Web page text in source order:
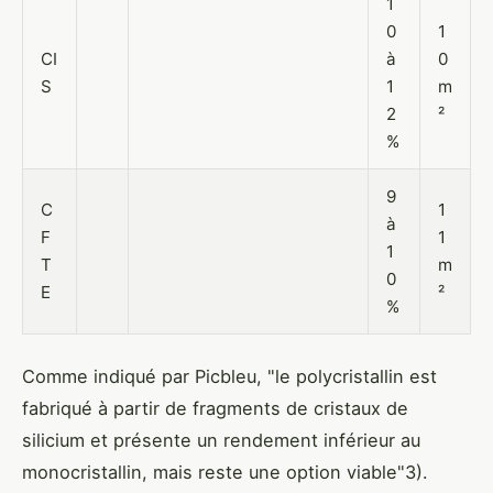
CI
S
0
à
1
2
%
1
0
m
²
C
F
T
E
9
à
1
0
%
1
1
m
²
Comme indiqué par Picbleu, "le polycristallin est
fabriqué à partir de fragments de cristaux de
silicium et présente un rendement inférieur au
monocristallin, mais reste une option viable"3).